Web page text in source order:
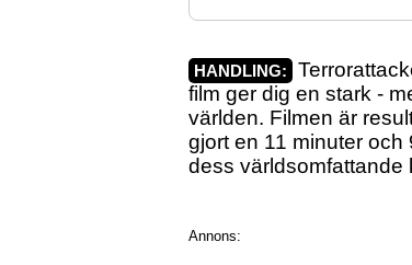
HANDLING:
film ger dig en stark -
världen. Filmen är
gjort en 11 minuter
dess världsomfattande
Annons: